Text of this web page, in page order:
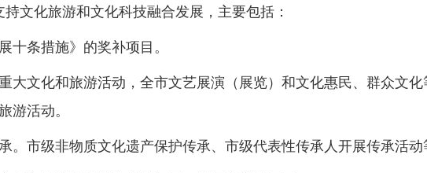
文化旅游和文化科技融合发展，主要包括：
十条措施》的奖补项目。
大文化和旅游活动，全市文艺展演（展览）和文化惠民、群众文化
游活动。
。市级非物质文化遗产保护传承、市级代表性传承人开展传承活动